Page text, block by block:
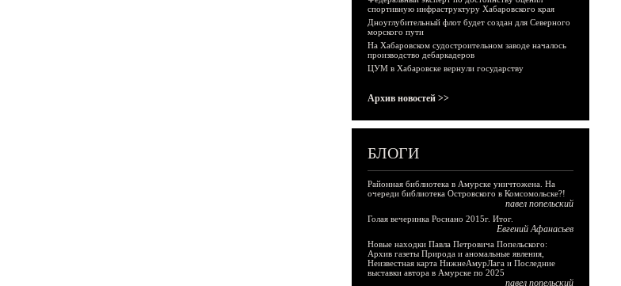
спортивную инфраструктуру Хабаровского края
Дноуглубительный флот будет создан для Северного
морского пути
На Хабаровском судостроительном заводе началось
производство дебаркадеров
ЦУМ в Хабаровске вернули государству
Архив новостей >>
БЛОГИ
Районная библиотека в Амурске уничтожена. На
очереди библиотека Островского в Комсомольске?!
павел попельский
Голая вечеринка Роснано 2015г. Итог.
Евгений Афанасьев
Новые находки Павла Петровича Попельского:
Архив газеты Природа и аномальные явления,
Неизвестная карта НижнеАмурЛага и Последние
выставки автора в Амурске по 2025
павел попельский